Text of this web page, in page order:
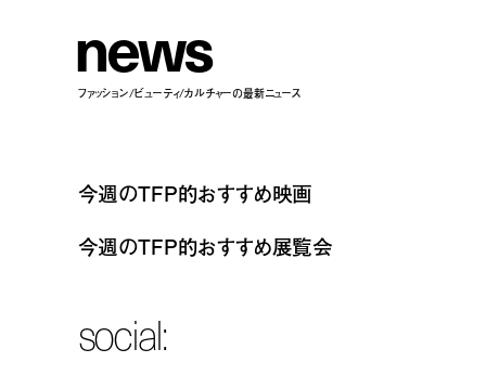
news
ファッション/ビューティ/カルチャーの最新ニュース
今週のTFP的おすすめ映画
今週のTFP的おすすめ展覧会
social: